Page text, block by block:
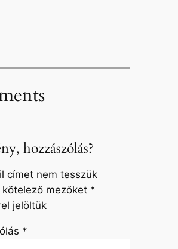
hozzászólás?
címet nem tesszük
kötelező mezőket *
jelöltük
*